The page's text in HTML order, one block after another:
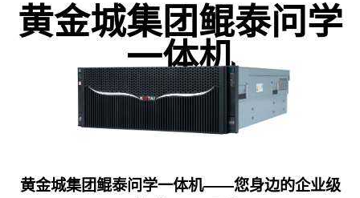
黄金城集团鲲泰问学
一体机
黄金城集团鲲泰问学一体机——您身边的企业级